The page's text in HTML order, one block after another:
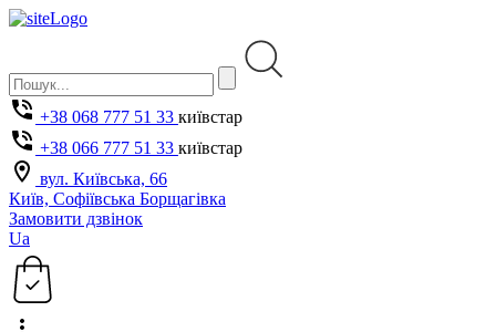
+38 068 777 51 33 київстар
+38 066 777 51 33 київстар
вул. Київська, 66
Київ, Софіївська Борщагівка
Замовити дзвінок
Ua